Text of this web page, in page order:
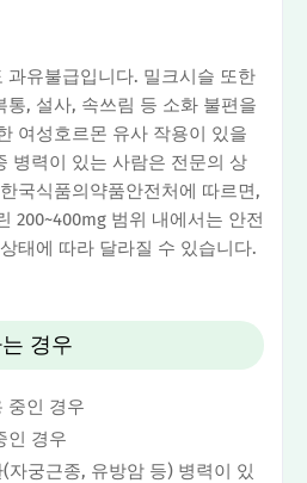
과유불급입니다. 밀크시슬 또한
통, 설사, 속쓰림 등 소화 불편을
여성호르몬 유사 작용이 있을
병력이 있는 사람은 전문의 상
국식품의약품안전처에 따르면,
200~400mg 범위 내에서는 안전
태에 따라 달라질 수 있습니다.
경우
중인 경우
인 경우
자궁근종, 유방암 등) 병력이 있